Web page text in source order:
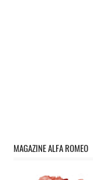
MAGAZINE ALFA ROMEO